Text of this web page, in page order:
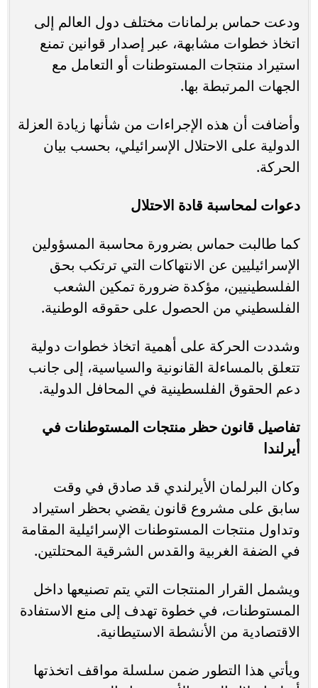
ودعت حماس برلمانات مختلف دول العالم إلى
اتخاذ خطوات مشابهة، عبر إصدار قوانين تمنع
استيراد منتجات المستوطنات أو التعامل مع
الجهات المرتبطة بها.
وأضافت أن هذه الإجراءات من شأنها زيادة العزلة
الدولية على الاحتلال الإسرائيلي، بحسب بيان
الحركة.
دعوات لمحاسبة قادة الاحتلال
كما طالبت حماس بضرورة محاسبة المسؤولين
الإسرائيليين عن الانتهاكات التي ترتكب بحق
الفلسطينيين، مؤكدة ضرورة تمكين الشعب
الفلسطيني من الحصول على حقوقه الوطنية.
وشددت الحركة على أهمية اتخاذ خطوات دولية
تتعلق بالمساءلة القانونية والسياسية، إلى جانب
دعم الحقوق الفلسطينية في المحافل الدولية.
تفاصيل قانون حظر منتجات المستوطنات في
أيرلندا
وكان البرلمان الأيرلندي قد صادق في وقت
سابق على مشروع قانون يقضي بحظر استيراد
وتداول منتجات المستوطنات الإسرائيلية المقامة
في الضفة الغربية والقدس الشرقية المحتلتين.
ويشمل القرار المنتجات التي يتم تصنيعها داخل
المستوطنات، في خطوة تهدف إلى منع الاستفادة
الاقتصادية من الأنشطة الاستيطانية.
ويأتي هذا التطور ضمن سلسلة مواقف اتخذتها